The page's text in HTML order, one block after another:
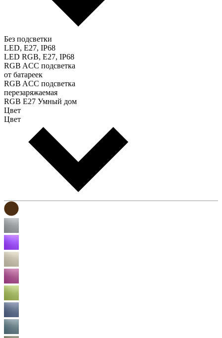
Без подсветки
LED, E27, IP68
LED RGB, E27, IP68
RGB ACC подсветка
от батареек
RGB ACC подсветка
перезаряжаемая
RGB E27 Умный дом
Цвет
Цвет